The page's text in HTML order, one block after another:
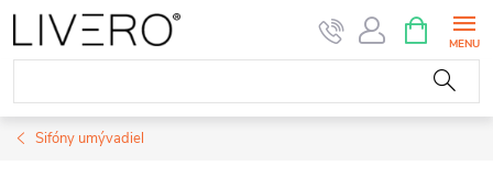
Prejsť
na
obsah
KOŠÍK
Sifóny umývadiel